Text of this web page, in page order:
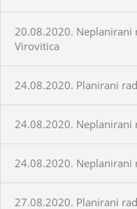
20.08.2020.
Virovitica
24.08.2020. Planirani
24.08.2020. Neplanirani
24.08.2020.
27.08.2020. Planirani